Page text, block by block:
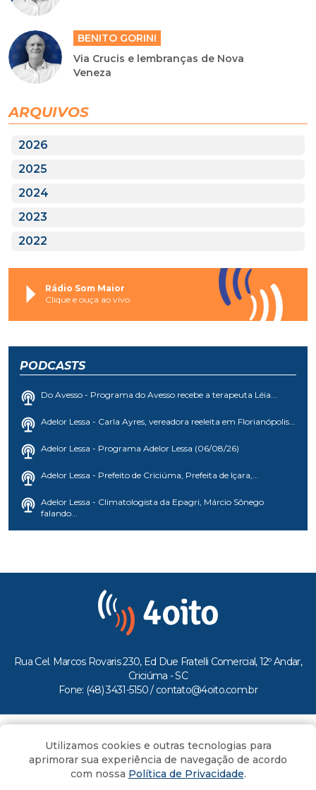
BENITO GORINI
Via Crucis e lembranças de Nova
Veneza
ARQUIVOS
2026
2025
2024
2023
2022
Rádio Som Maior
Clique e ouça ao vivo
PODCASTS
Do Avesso - Programa do Avesso recebe a terapeuta Léia...
Adelor Lessa - Carla Ayres, vereadora reeleita em Florianópolis...
Adelor Lessa - Programa Adelor Lessa (06/08/26)
Adelor Lessa - Prefeito de Criciúma, Prefeita de Içara,...
Adelor Lessa - Climatologista da Epagri, Márcio Sônego
falando...
Rua Cel. Marcos Rovaris 230, Ed Due Fratelli Comercial, 12º Andar,
Criciúma - SC
Fone: (48) 3431-5150 / contato@4oito.com.br
Todos os direitos reservados ao Portal 4oito
Utilizamos cookies e outras tecnologias para
aprimorar sua experiência de navegação de acordo
com nossa Política de Privacidade.